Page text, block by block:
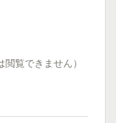
覧できません）